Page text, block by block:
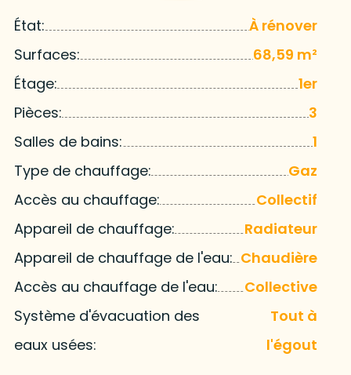
État:
À rénover
Surfaces:
68,59 m²
Étage:
1er
Pièces:
3
Salles de bains:
1
Type de chauffage:
Gaz
Accès au chauffage:
Collectif
Appareil de chauffage:
Radiateur
Appareil de chauffage de l'eau: Chaudière
Accès au chauffage de l'eau:
Collective
Système d'évacuation des
eaux usées:
Tout à
l'égout